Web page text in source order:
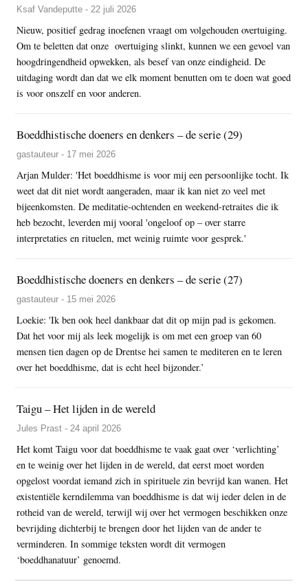
Ksaf Vandeputte - 22 juli 2026
Nieuw, positief gedrag inoefenen vraagt om volgehouden overtuiging.
Om te beletten dat onze overtuiging slinkt, kunnen we een gevoel van
hoogdringendheid opwekken, als besef van onze eindigheid. De
uitdaging wordt dan dat we elk moment benutten om te doen wat goed
is voor onszelf en voor anderen.
Boeddhistische doeners en denkers – de serie (29)
gastauteur - 17 mei 2026
Arjan Mulder: 'Het boeddhisme is voor mij een persoonlijke tocht. Ik
weet dat dit niet wordt aangeraden, maar ik kan niet zo veel met
bijeenkomsten. De meditatie-ochtenden en weekend-retraites die ik
heb bezocht, leverden mij vooral 'ongeloof op – over starre
interpretaties en rituelen, met weinig ruimte voor gesprek.'
Boeddhistische doeners en denkers – de serie (27)
gastauteur - 15 mei 2026
Loekie: 'Ik ben ook heel dankbaar dat dit op mijn pad is gekomen.
Dat het voor mij als leek mogelijk is om met een groep van 60
mensen tien dagen op de Drentse hei samen te mediteren en te leren
over het boeddhisme, dat is echt heel bijzonder.’
Taigu – Het lijden in de wereld
Jules Prast - 24 april 2026
Het komt Taigu voor dat boeddhisme te vaak gaat over ‘verlichting’
en te weinig over het lijden in de wereld, dat eerst moet worden
opgelost voordat iemand zich in spirituele zin bevrijd kan wanen. Het
existentiële kerndilemma van boeddhisme is dat wij ieder delen in de
rotheid van de wereld, terwijl wij over het vermogen beschikken onze
bevrijding dichterbij te brengen door het lijden van de ander te
verminderen. In sommige teksten wordt dit vermogen
‘boeddhanatuur’ genoemd.